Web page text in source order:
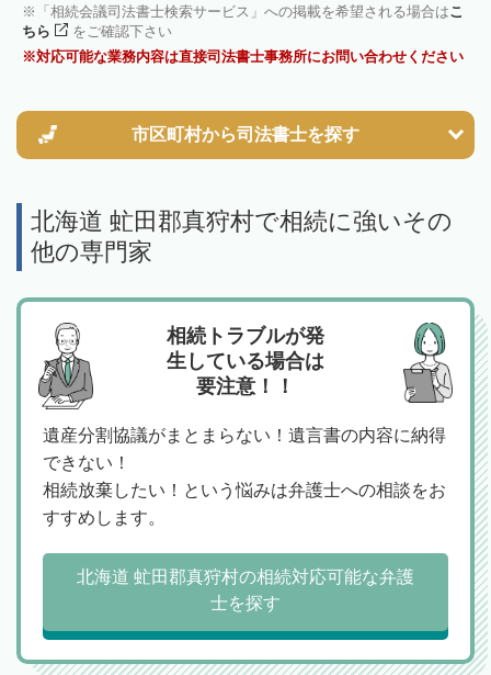
「相続会議司法書士検索サービス」への掲載を希望される場合はこ
ちら
をご確認下さい
対応可能な業務内容は直接司法書士事務所にお問い合わせください
市区町村から司法書士を探す
北海道 虻田郡真狩村で相続に強いその
他の専門家
相続トラブルが発
生している場合は
要注意！！
遺産分割協議がまとまらない！遺言書の内容に納得
できない！
相続放棄したい！という悩みは弁護士への相談をお
すすめします。
北海道 虻田郡真狩村の相続対応可能な弁護
士を探す